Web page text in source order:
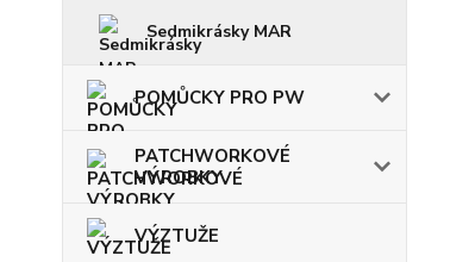
Sedmikrásky MAR
POMŮCKY PRO PW
PATCHWORKOVÉ
VÝROBKY
VÝZTUŽE